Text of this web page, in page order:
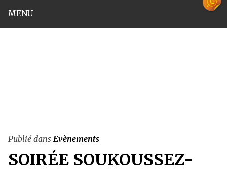
MENU
Publié dans Evènements
SOIRÉE SOUKOUSSEZ-